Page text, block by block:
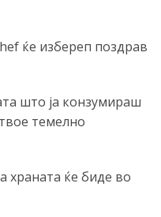
ќе избереп поздрав
што ја конзумираш
темелно
храната ќе биде во